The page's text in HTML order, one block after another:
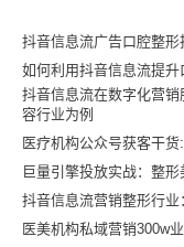
抖音信息流广告口腔整
如何利用抖音信息流提升
抖音信息流在数字化营
容行业为例
医疗机构公众号获客干
巨量引擎投放实战：整
抖音信息流营销整形行业
医美机构私域营销300w